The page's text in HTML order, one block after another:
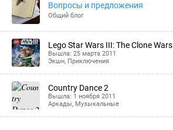
Вопросы и предложения
Общий блог
Lego Star Wars III: The Clone Wars
Вышла: 25 марта 2011
Экшн, Приключения
Country Dance 2
Вышла: 1 ноября 2011
Аркады, Музыкальные